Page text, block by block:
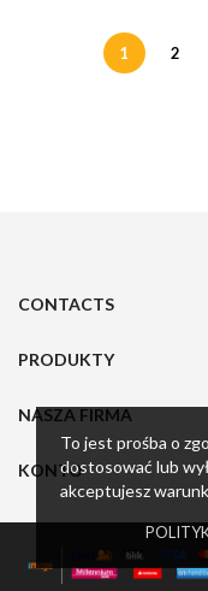
To jest prośba o
dostosować lub
akceptujesz
1 2
CONTACTS
PRODUKTY
NASZA FIRMA
KONTO